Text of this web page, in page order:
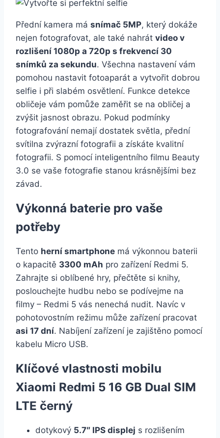
Přední kamera má snímač 5MP, který dokáže
nejen fotografovat, ale také nahrát video v
rozlišení 1080p a 720p s frekvencí 30
snímků za sekundu. Všechna nastavení vám
pomohou nastavit fotoaparát a vytvořit dobrou
selfie i při slabém osvětlení. Funkce detekce
obličeje vám pomůže zaměřit se na obličej a
zvýšit jasnost obrazu. Pokud podmínky
fotografování nemají dostatek světla, přední
svítilna zvýrazní fotografii a získáte kvalitní
fotografii. S pomocí inteligentního filmu Beauty
3.0 se vaše fotografie stanou krásnějšími bez
závad.
Výkonná baterie pro vaše
potřeby
Tento herní smartphone má výkonnou baterii
o kapacitě 3300 mAh pro zařízení Redmi 5.
Zahrajte si oblíbené hry, přečtěte si knihy,
poslouchejte hudbu nebo se podívejme na
filmy – Redmi 5 vás nenechá nudit. Navíc v
pohotovostním režimu může zařízení pracovat
asi 17 dní. Nabíjení zařízení je zajištěno pomocí
kabelu Micro USB.
Klíčové vlastnosti mobilu
Xiaomi Redmi 5 16 GB Dual SIM
LTE černý
dotykový 5.7″ IPS displej s rozlišením